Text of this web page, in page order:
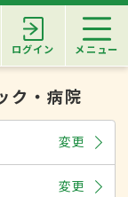
ログイン メニュー
ク・病院
変更
変更